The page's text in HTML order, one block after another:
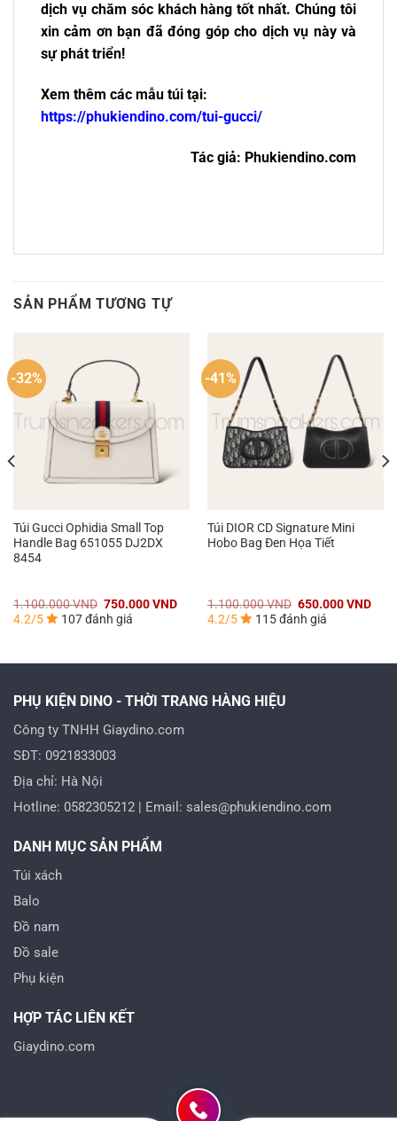
dịch vụ chăm sóc khách hàng tốt nhất. Chúng tôi
xin cảm ơn bạn đã đóng góp cho dịch vụ này và
sự phát triển!
Xem thêm các mẫu túi tại:
https://phukiendino.com/tui-gucci/
Tác giả: Phukiendino.com
SẢN PHẨM TƯƠNG TỰ
-32%
Túi Gucci Ophidia Small Top
Handle Bag ‎651055 DJ2DX
8454
1.100.000VND Giá
gốc
là:
750.000VNDGiá
4.2/5 107 đánh giá
-41%
Túi DIOR CD Signature Mini
Hobo Bag Đen Họa Tiết
1.100.000VND Giá
gốc
là:
650.000VNDGiá
4.2/5 115 đánh giá
PHỤ KIỆN DINO - THỜI TRANG HÀNG HIỆU
Công ty TNHH Giaydino.com
SĐT: 0921833003
Địa chỉ: Hà Nội
Hotline: 0582305212 | Email: sales@phukiendino.com
DANH MỤC SẢN PHẨM
Túi xách
Balo
Đồ nam
Đồ sale
Phụ kiện
HỢP TÁC LIÊN KẾT
Giaydino.com